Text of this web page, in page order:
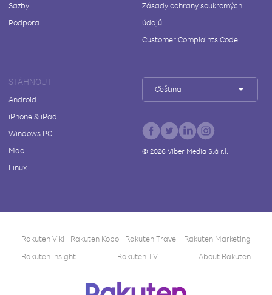
Sazby
Podpora
Zásady ochrany soukromých
údajů
Customer Complaints Code
STÁHNOUT
Android
iPhone & iPad
Windows PC
Mac
Linux
Čeština
© 2026Viber Media S.à r.l.
Rakuten Viki Rakuten Kobo Rakuten Travel
Rakuten Marketing
Rakuten Insight
Rakuten TV About Rakuten